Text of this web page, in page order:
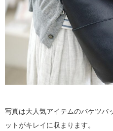
写真は大人気アイテムのバケツバ
ットがキレイに収まります。